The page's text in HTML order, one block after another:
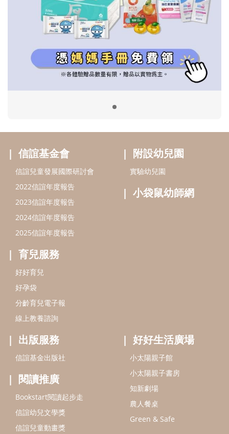
信誼基金會
2022信誼年度報告
2023信誼年度報告
2024信誼年度報告
好孕袋
分齡育兒電子報
線上教養諮詢
附設幼兒園
小袋鼠幼師網
出版服務
信誼基金出版社
閱讀推廣
Bookstart閱讀起步走
信誼幼兒文學獎
信誼兒童動畫獎
小袋鼠說故事劇團
service@hsin-yi.org.tw
信誼好好育兒
小太陽親子書房
(02)2396-5305轉2345 (週一～週五 9:00～18:00)
認識信誼 合作洽談 智慧財產權聲明
本網站建議使用IE9(含以上)或 Google Chrome 版本瀏覽器
信誼基金會/上誼文化實業股份有限公司 版權所有 ©